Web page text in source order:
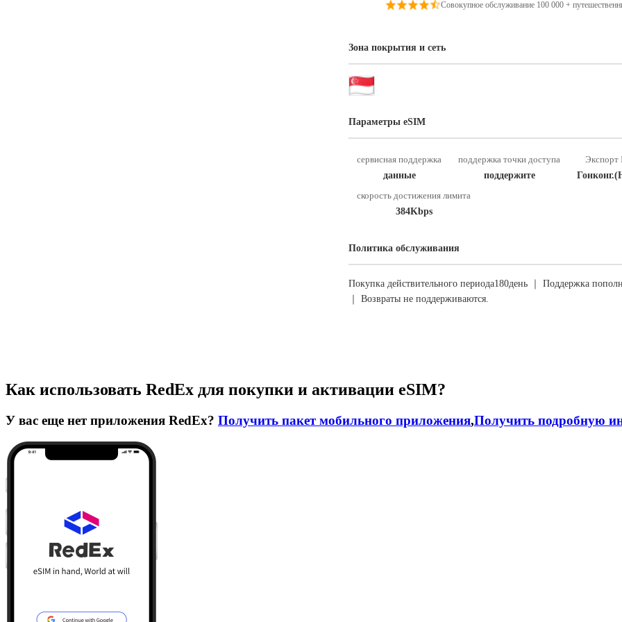
Совокупное обслуживание 100 000 +
Зона покрытия и сеть
Параметры eSIM
сервисная поддержка
данные
поддержка точки доступа
поддержите
Экспорт
скорость достижения лимита
384Kbps
Политика обслуживания
Покупка действительного периода180день ｜ Поддержка
｜ Возвраты не поддерживаются.
Как использовать RedEx для покупки и активации eSIM?
У вас еще нет приложения RedEx? Получить пакет мобильного приложения,Получить подробную